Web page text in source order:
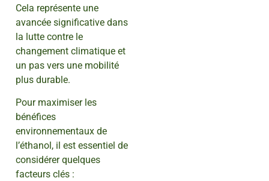
Cela représente une
avancée significative dans
la lutte contre le
changement climatique et
un pas vers une mobilité
plus durable.
Pour maximiser les
bénéfices
environnementaux de
l’éthanol, il est essentiel de
considérer quelques
facteurs clés :